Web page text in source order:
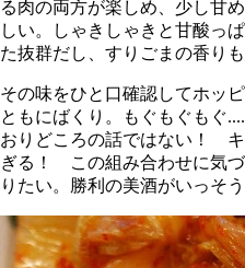
る肉の両方が楽しめ、少し甘
しい。しゃきしゃきと甘酸っ
た抜群だし、すりごまの香り
その味をひと口確認してホッ
ともにばくり。もぐもぐもぐ
おりどころの話ではない！
ぎる！ この組み合わせに気
りたい。勝利の美酒がいっそう